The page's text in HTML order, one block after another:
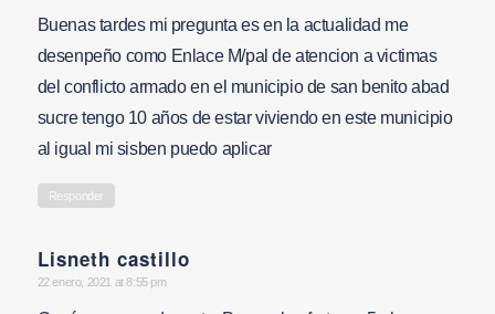
Buenas tardes mi pregunta es en la actualidad me
desenpeño como Enlace M/pal de atencion a victimas
del conflicto armado en el municipio de san benito abad
sucre tengo 10 años de estar viviendo en este municipio
al igual mi sisben puedo aplicar
Responder
Lisneth castillo
says:
22 enero, 2021 at 8:55 pm